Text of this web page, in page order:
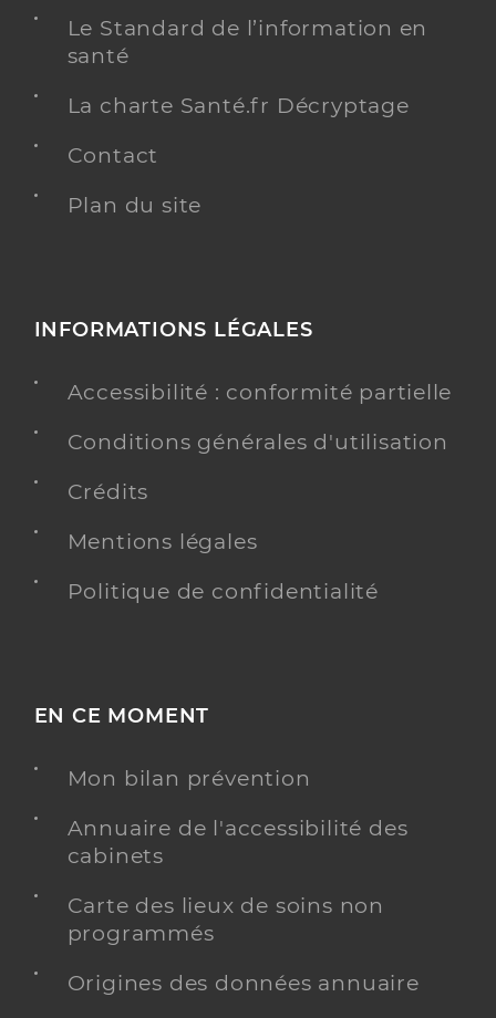
Le Standard de l’information en
santé
La charte Santé.fr Décryptage
Contact
Plan du site
INFORMATIONS LÉGALES
Accessibilité : conformité partielle
Conditions générales d'utilisation
Crédits
Mentions légales
Politique de confidentialité
EN CE MOMENT
Mon bilan prévention
Annuaire de l'accessibilité des
cabinets
Carte des lieux de soins non
programmés
Origines des données annuaire